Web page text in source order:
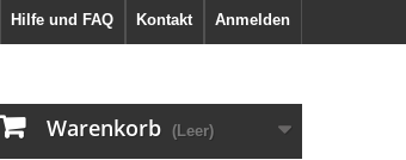
Anmelden
Kontakt
Hilfe und FAQ
Warenkorb (Leer)